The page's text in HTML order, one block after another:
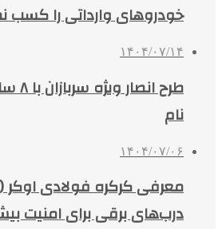
خودروهای وارداتی را کسب
۱۴۰۴/۰۷/۱۴
طرح
نام
۱۴۰۴/۰۷/۰۶
درب‌های برقی برای امنیت